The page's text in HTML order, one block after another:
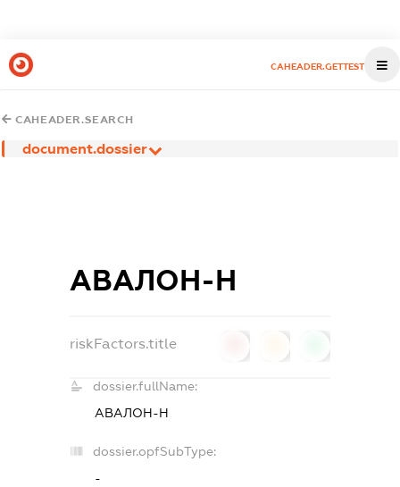
CAHEADER.GETTEST
CAHEADER.SEARCH
document.dossier
АВАЛОН-Н
riskFactors.title
dossier.fullName:
АВАЛОН-Н
dossier.opfSubType:
-